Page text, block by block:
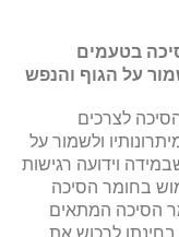
בטעמים
על הגוף והנפש
לצרכים
ולשמור על
וידועה רגישות
בחומר הסיכה
הסיכה המתאים
לרכוש את